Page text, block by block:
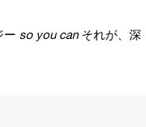
ー so you can それが、深